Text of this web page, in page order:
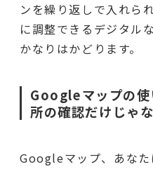
ンを繰り返しで入れら
に調整できるデジタル
かなりはかどります。
Googleマップの使
所の確認だけじゃ
Googleマップ、あなた